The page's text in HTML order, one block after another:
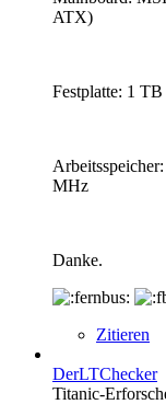
ATX)
Festplatte: 1
MHz
Danke.
Zitieren
DerLTChecker
Titanic-